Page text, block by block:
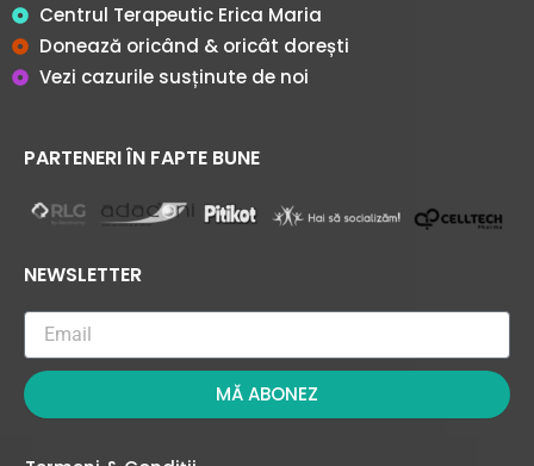
Centrul Terapeutic Erica Maria
Donează oricând & oricât dorești
Vezi cazurile susținute de noi
PARTENERI ÎN FAPTE BUNE
NEWSLETTER
MĂ ABONEZ